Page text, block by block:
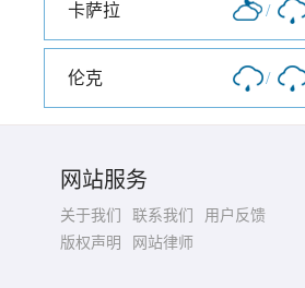
卡萨拉 /
伦克 /
网站服务
关于我们 联系我们
用户反馈
版权声明
网站律师